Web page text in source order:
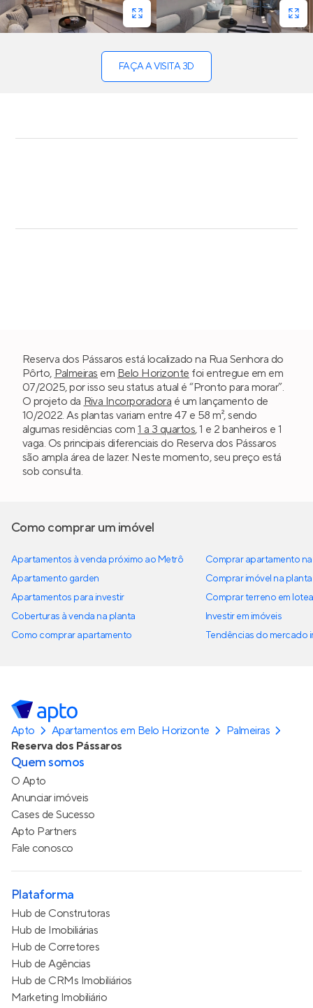
FAÇA A VISITA 3D
Reserva dos Pássaros está localizado na Rua Senhora do
Pôrto, Palmeiras em Belo Horizonte foi entregue em em
07/2025, por isso seu status atual é “Pronto para morar”.
O projeto da Riva Incorporadora é um lançamento de
10/2022. As plantas variam entre 47 e 58 m², sendo
algumas residências com 1 a 3 quartos, 1 e 2 banheiros e 1
vaga. Os principais diferenciais do Reserva dos Pássaros
são ampla área de lazer. Neste momento, seu preço está
sob consulta.
Como comprar um imóvel
Apartamentos à venda próximo ao Metrô
Apartamento garden
Apartamentos para investir
Coberturas à venda na planta
Como comprar apartamento
Comprar apartamento
Comprar imóvel na planta
Comprar terreno em
Investir em imóveis
Tendências do mercado
Apto Apartamentos em Belo Horizonte
Palmeiras
Reserva dos Pássaros
Quem somos
O Apto
Anunciar imóveis
Cases de Sucesso
Apto Partners
Fale conosco
Plataforma
Hub de Construtoras
Hub de Imobiliárias
Hub de Corretores
Hub de Agências
Hub de CRMs Imobiliários
Marketing Imobiliário